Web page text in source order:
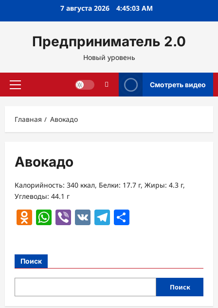
7 августа 2026 4:45:03 AM
Предприниматель 2.0
Новый уровень
Основное
Смотреть видео
Главная Авокадо
Авокадо
Калорийность: 340 ккал, Белки: 17.7 г, Жиры: 4.3 г,
Углеводы: 44.1 г
Odnoklassniki
WhatsApp
Viber
VK Telegram
Поиск
Поиск